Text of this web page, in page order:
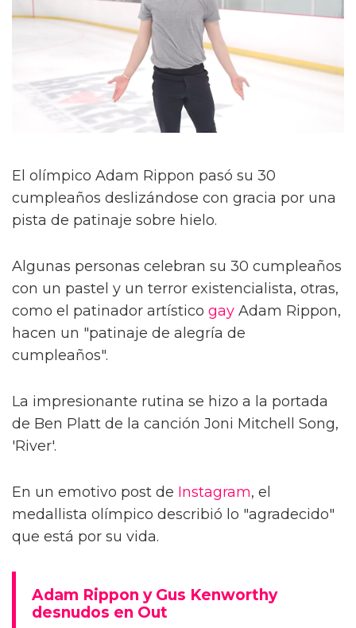
El olímpico Adam Rippon pasó su 30
cumpleaños deslizándose con gracia por una
pista de patinaje sobre hielo.
Algunas personas celebran su 30 cumpleaños
con un pastel y un terror existencialista, otras,
como el patinador artístico gay Adam Rippon,
hacen un "patinaje de alegría de
cumpleaños".
La impresionante rutina se hizo a la portada
de Ben Platt de la canción Joni Mitchell Song,
'River'.
En un emotivo post de Instagram, el
medallista olímpico describió lo "agradecido"
que está por su vida.
Adam Rippon y Gus Kenworthy
desnudos en Out